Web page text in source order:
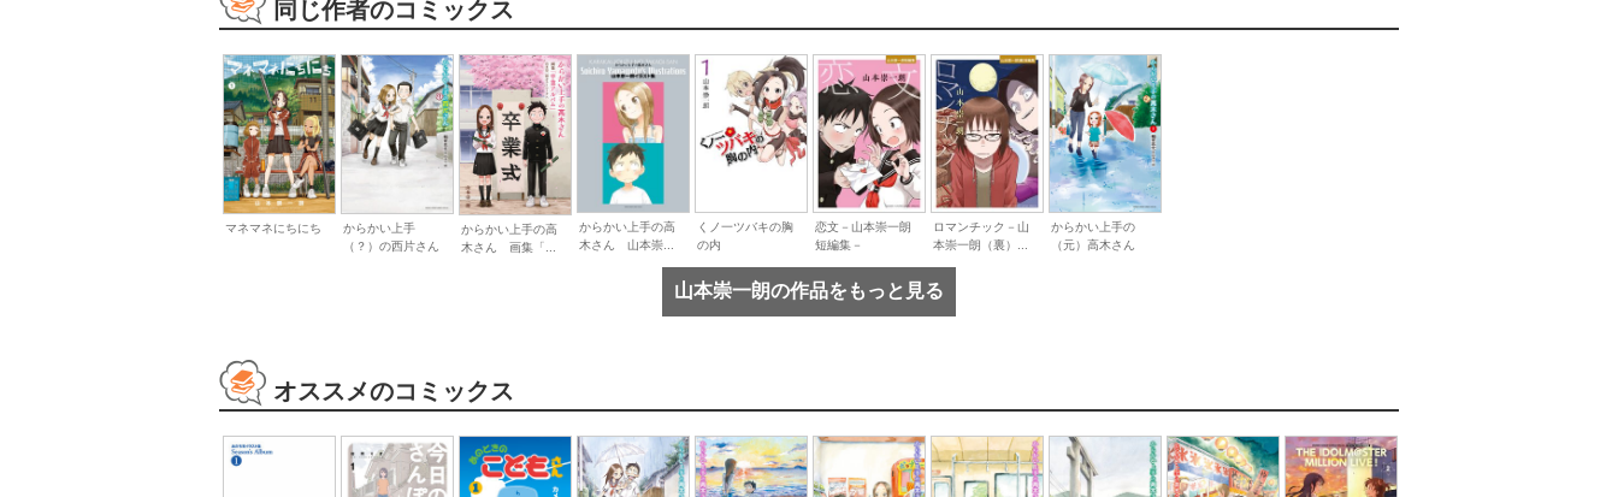
同じ作者のコミックス
マネマネにちにち
からかい上手
（？）の西片さん
からかい上手の高
木さん 画集「...
からかい上手の高
木さん 山本崇...
くノ一ツバキの胸
の内
恋文－山本崇一朗
短編集－
ロマンチック－山
本崇一朗（裏）...
からかい上手の
（元）高木さん
山本崇一朗の作品をもっと見る
オススメのコミックス